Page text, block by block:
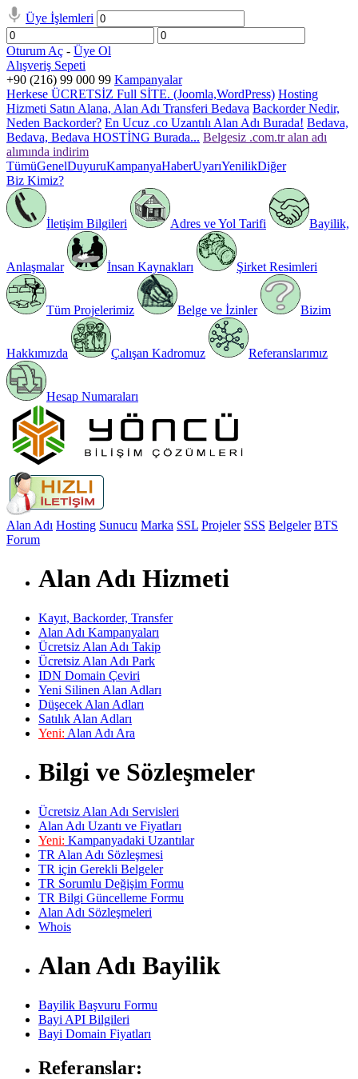
Üye İşlemleri
Oturum Aç - Üye Ol
Alışveriş Sepeti
+90 (216) 99 000 99 Kampanyalar
Herkese ÜCRETSİZ Full SİTE. (Joomla,WordPress) Hosting
Hizmeti Satın Alana, Alan Adı Transferi Bedava Backorder Nedir,
Neden Backorder? En Ucuz .co Uzantılı Alan Adı Burada! Bedava,
Bedava, Bedava HOSTİNG Burada... Belgesiz .com.tr alan adı
alımında indirim
TümüGenelDuyuruKampanyaHaberUyarıYenilikDiğer
Biz Kimiz?
İletişim Bilgileri Adres ve Yol Tarifi Bayilik,
Anlaşmalar İnsan Kaynakları Şirket Resimleri
Tüm Projelerimiz Belge ve İzinler Bizim
Hakkımızda Çalışan Kadromuz Referanslarımız
Hesap Numaraları
Alan Adı Hosting Sunucu Marka SSL Projeler SSS Belgeler BTS
Forum
Alan Adı Hizmeti
Kayıt, Backorder, Transfer
Alan Adı Kampanyaları
Ücretsiz Alan Adı Takip
Ücretsiz Alan Adı Park
IDN Domain Çeviri
Yeni Silinen Alan Adları
Düşecek Alan Adları
Satılık Alan Adları
Yeni: Alan Adı Ara
Bilgi ve Sözleşmeler
Ücretsiz Alan Adı Servisleri
Alan Adı Uzantı ve Fiyatları
Yeni: Kampanyadaki Uzantılar
TR Alan Adı Sözleşmesi
TR için Gerekli Belgeler
TR Sorumlu Değişim Formu
TR Bilgi Güncelleme Formu
Alan Adı Sözleşmeleri
Whois
Alan Adı Bayilik
Bayilik Başvuru Formu
Bayi API Bilgileri
Bayi Domain Fiyatları
Referanslar: